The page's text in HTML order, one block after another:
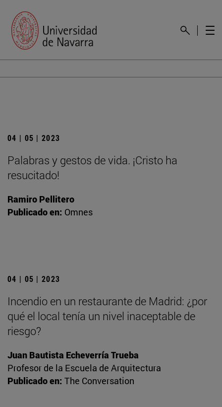
04 | 05 | 2023
Palabras y gestos de vida. ¡Cristo ha
resucitado!
Ramiro Pellitero
Publicado en: Omnes
04 | 05 | 2023
Incendio en un restaurante de Madrid: ¿por
qué el local tenía un nivel inaceptable de
riesgo?
Juan Bautista Echeverría Trueba
Profesor de la Escuela de Arquitectura
Publicado en: The Conversation